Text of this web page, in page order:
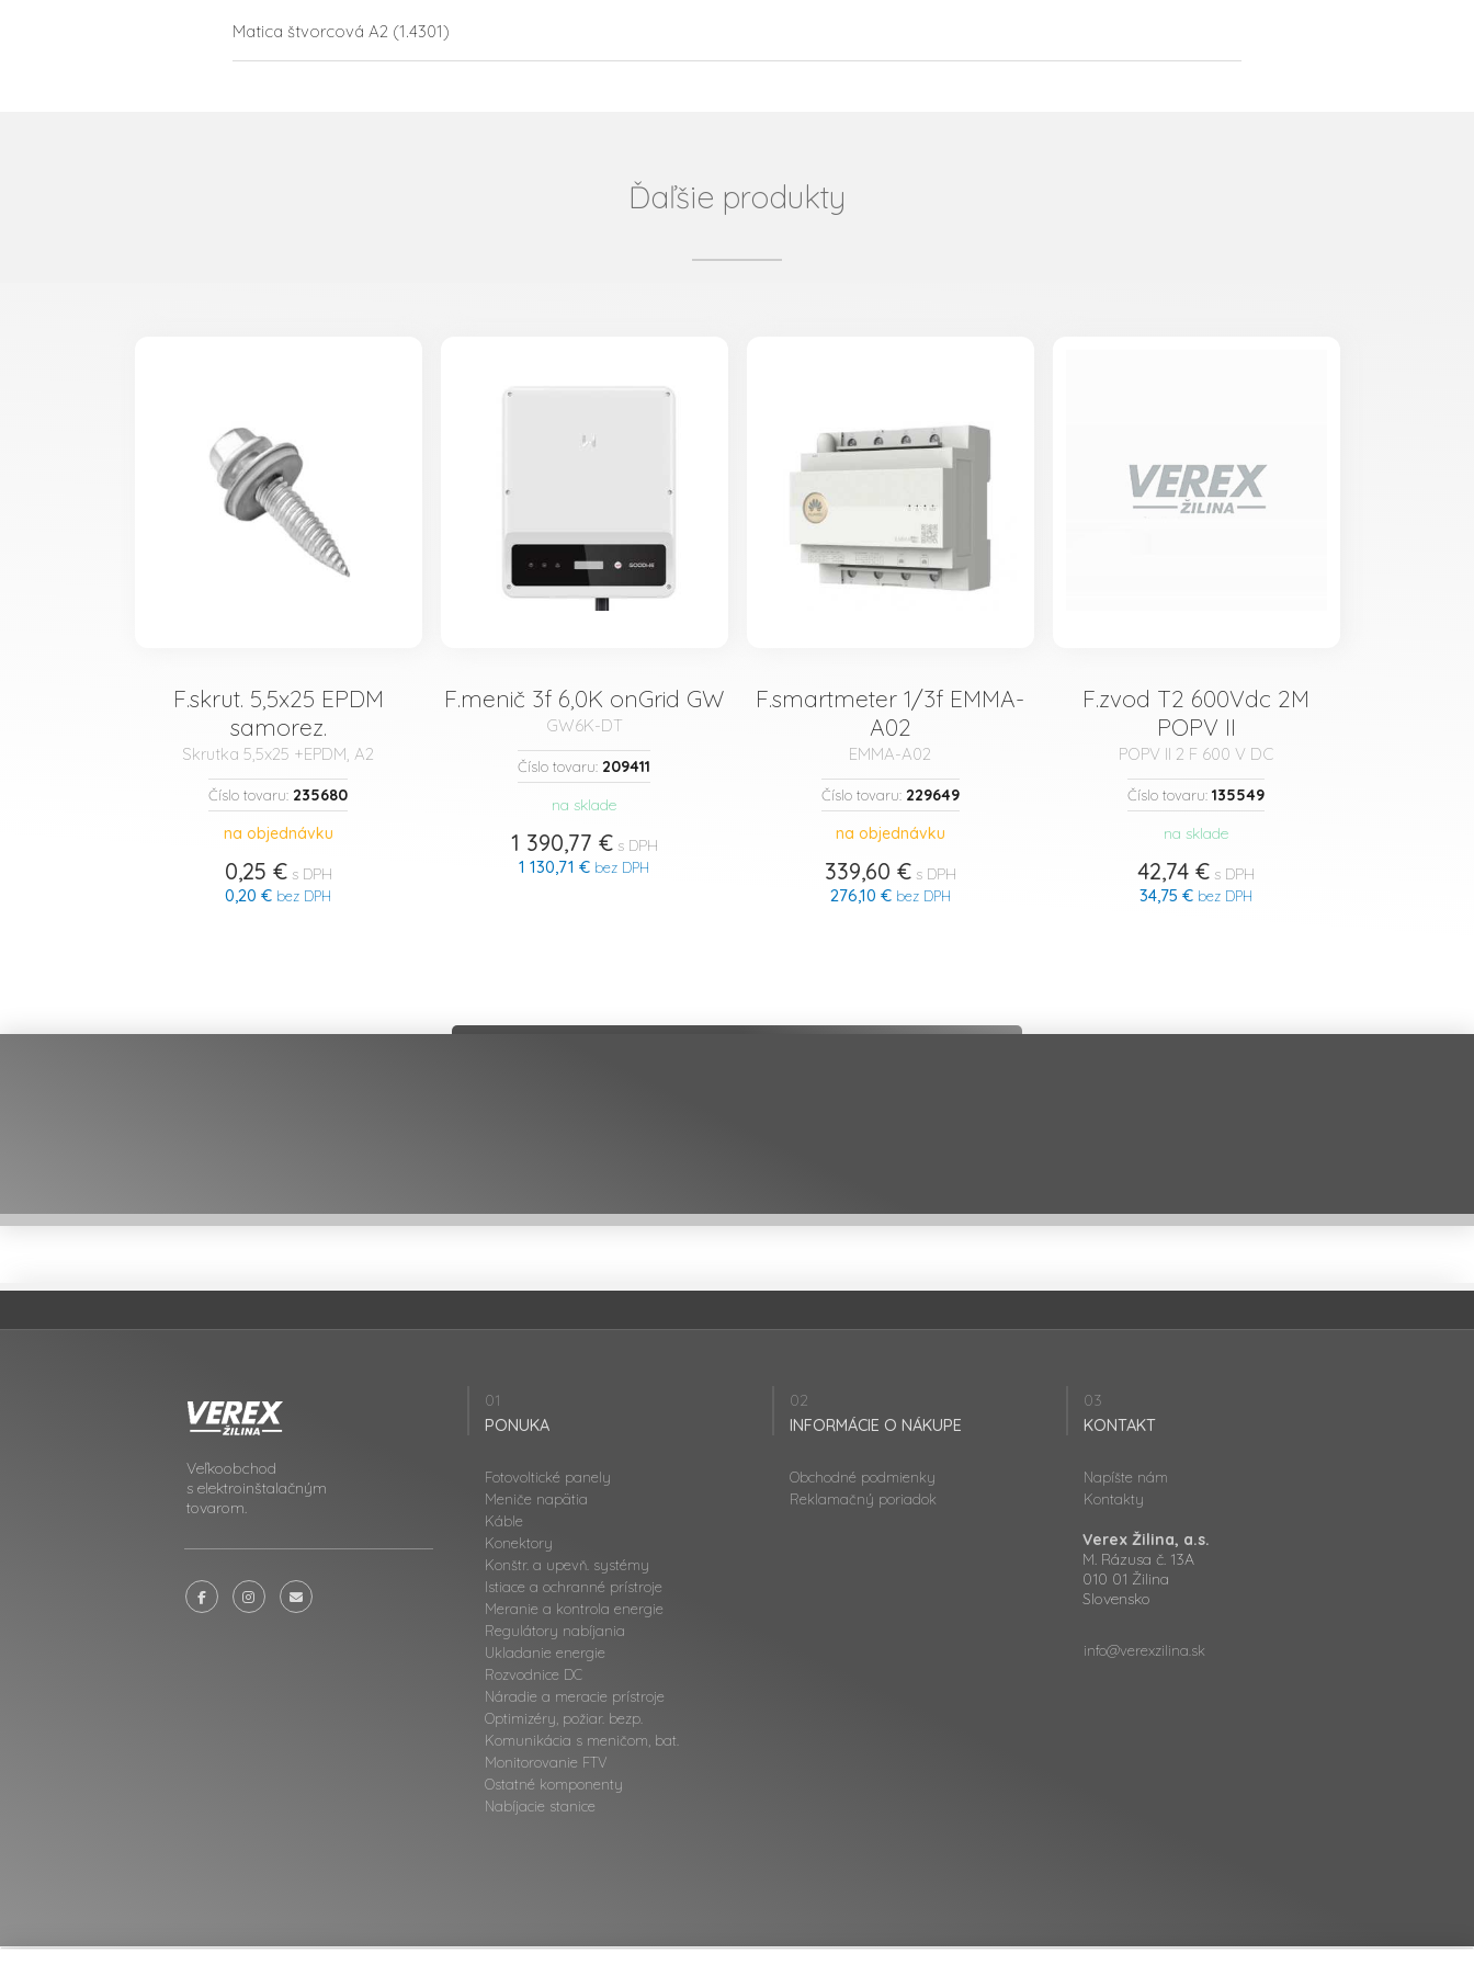
Matica štvorcová A2 (1.4301)
Ďaľšie produkty
F.skrut. 5,5x25 EPDM
samorez.
Skrutka 5,5x25 +EPDM, A2
Číslo tovaru: 235680
na objednávku
0,25 €s DPH
0,20 € bez DPH
F.menič 3f 6,0K onGrid GW
GW6K-DT
Číslo tovaru: 209411
na sklade
1 390,77 €s DPH
1 130,71 € bez DPH
F.smartmeter 1/3f EMMA-
A02
EMMA-A02
Číslo tovaru: 229649
na objednávku
339,60 €s DPH
276,10 €bez DPH
F.zvod T2 600Vdc 2M
POPV II
POPV II 2 F 600 V DC
Číslo tovaru: 135549
na sklade
42,74 € s DPH
34,75 € bez DPH
Veľkoobchod
s elektroinštalačným
tovarom.
01
PONUKA
Fotovoltické panely
Meniče napätia
Káble
Konektory
Konštr. a upevň. systémy
Istiace a ochranné prístroje
Meranie a kontrola energie
Regulátory nabíjania
Ukladanie energie
Rozvodnice DC
Náradie a meracie prístroje
Optimizéry, požiar. bezp.
Komunikácia s meničom, bat.
Monitorovanie FTV
Ostatné komponenty
Nabíjacie stanice
02
INFORMÁCIE O NÁKUPE
Obchodné podmienky
Reklamačný poriadok
03
KONTAKT
Napíšte nám
Kontakty
Verex Žilina, a.s.
M. Rázusa č. 13A
010 01 Žilina
Slovensko
info@verexzilina.sk